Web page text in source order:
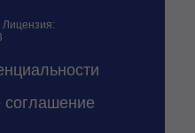
соглашение